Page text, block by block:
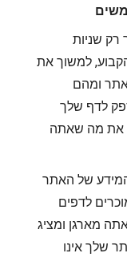
שניות
למשוך את
ומהם
לדף שלך
את מה שאתה
של האתר
לדפים
מארגן ומציג
שלך אינו